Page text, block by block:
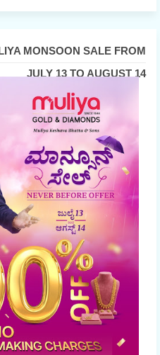
MONSOON SALE FROM
JULY 13 TO AUGUST 14